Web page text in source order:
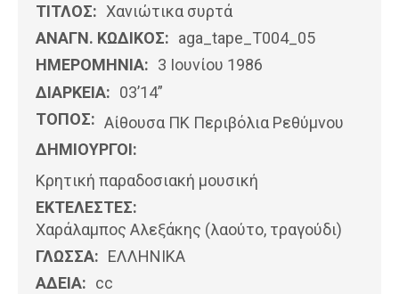
ΤΙΤΛΟΣ: Χανιώτικα συρτά
ΑΝΑΓΝ. ΚΩΔΙΚΟΣ: aga_tape_T004_05
ΗΜΕΡΟΜΗΝΊΑ: 3 Ιουνίου 1986
ΔΙΑΡΚΕΙΑ: 03’14”
ΤΟΠΟΣ: Αίθουσα ΠΚ Περιβόλια Ρεθύμνου
ΔΗΜΙΟΥΡΓΟΙ:
Κρητική παραδοσιακή μουσική
ΕΚΤΕΛΕΣΤΕΣ:
Χαράλαμπος Αλεξάκης (λαούτο, τραγούδι)
ΓΛΩΣΣΑ: ΕΛΛΗΝΙΚΆ
ΑΔΕΙΑ: cc